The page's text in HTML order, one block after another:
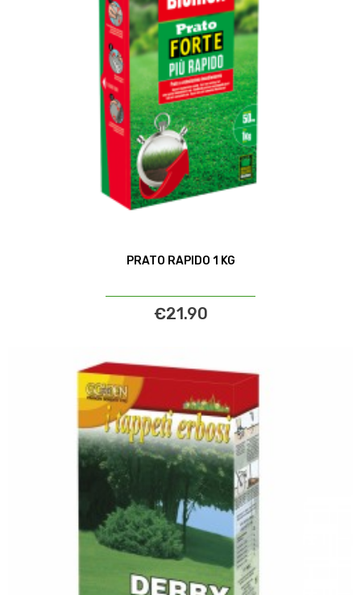
PRATO RAPIDO 1 KG
€21.90